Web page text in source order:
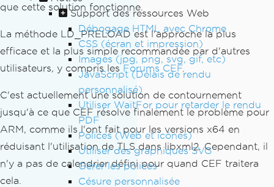
Support des ressources Web
Débogage HTML avec Chrome
CSS (écran et impression)
Images (jpg, png, svg, gif, etc)
JavaScript (Délais de rendu
personnalisé)
Utiliser WaitFor pour retarder le rendu
PDF
Polices (Web et icônes)
Utiliser des graphiques SVG
Gérer les polices
Césure personnalisée
que cette solution fonctionne.
La méthode LD_PRELOAD est l'approche la plus
efficace et la plus simple recommandée par d'autres
utilisateurs, y compris les Forums CEF.
C'est actuellement une solution de contournement
jusqu'à ce que CEF résolve finalement le problème pour
ARM, comme ils l'ont fait pour les versions x64 en
réduisant l'utilisation de TLS dans libxml2. Cependant, il
n'y a pas de calendrier défini pour quand CEF traitera
cela.